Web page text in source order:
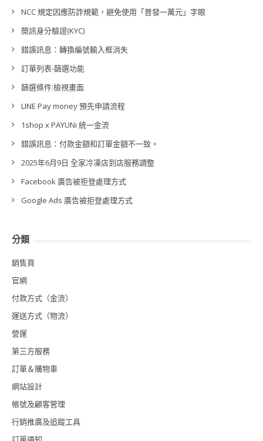
NCC 規定因應防詐規範，避免使用「普發一萬元」字眼
簡訊身分驗證(KYC)
錯誤訊息：轉換編號輸入框消失
訂單列表-篩選功能
篩選條件:檢視畫面
LINE Pay money 預先申請流程
1shop x PAYUNi 統一金流
錯誤訊息：付款金額和訂單金額不一致。
2025年6月9日 全家冷凍店到店服務調整
Facebook 廣告被拒登處理方式
Google Ads 廣告被拒登處理方式
分類
銷售頁
官網
付款方式（金流）
運送方式（物流）
營運
第三方服務
訂單＆購物車
網站設計
帳號及顧客管理
行銷推廣及追蹤工具